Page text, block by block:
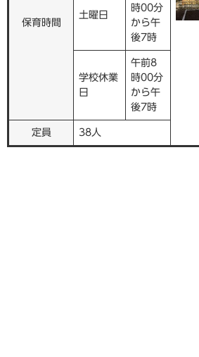
保育時間
土曜日
時00分
から午
後7時
学校休業
日
午前8
時00分
から午
後7時
定員 38人